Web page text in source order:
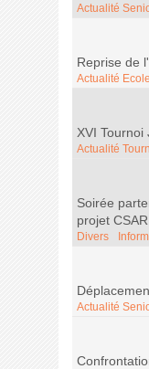
Actualité
Reprise de
Actualité
XVI
Actualité
Soirée
projet
Divers
Actualité